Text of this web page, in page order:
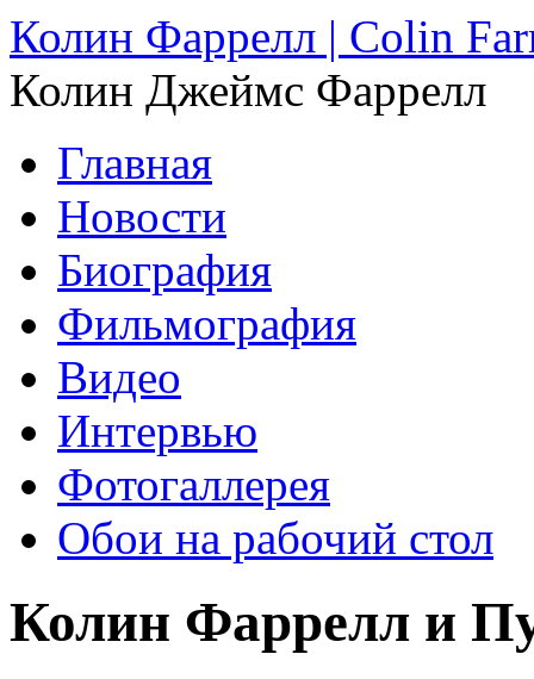
Колин Фаррелл | Colin
Колин Джеймс Фаррелл
Главная
Новости
Биография
Фильмография
Видео
Интервью
Фотогаллерея
Обои на рабочий стол
Колин Фаррелл и